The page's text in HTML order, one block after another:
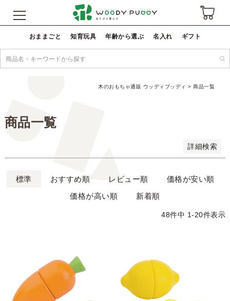
おままごと 知育玩具 年齢から選ぶ 名入れ ギフト
木のおもちゃ通販 ウッディプッディ 商品一覧
商品一覧
詳細検索
並び順
新着順
登録順
標準 おすすめ順 レビュー順
価格が安い順
価格が高い順
新着順
48件中 1-20件表示